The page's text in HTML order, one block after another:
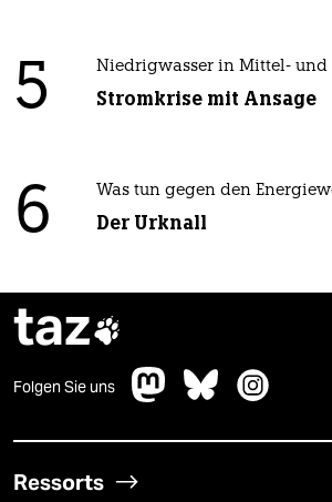
5 Niedrigwasser in Mittel- und
Stromkrise mit Ansage
6 Was tun gegen den
Der Urknall
taz
Folgen Sie uns
Ressorts